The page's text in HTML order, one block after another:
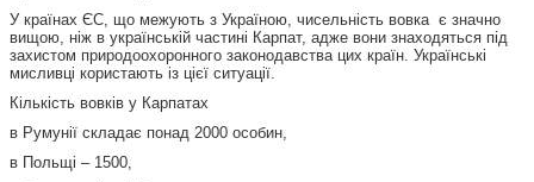
У країнах ЄС, що межують з Україною, чисельність вовка є значно
вищою, ніж в українській частині Карпат, адже вони знаходяться під
захистом природоохоронного законодавства цих країн. Українські
мисливці користають із цієї ситуації.
Кількість вовків у Карпатах
в Румунії складає понад 2000 особин,
в Польщі – 1500,